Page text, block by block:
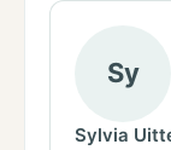
Sy
Sylvia